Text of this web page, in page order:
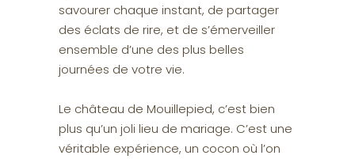
savourer chaque instant, de partager
des éclats de rire, et de s’émerveiller
ensemble d’une des plus belles
journées de votre vie.
Le château de Mouillepied, c’est bien
plus qu’un joli lieu de mariage. C’est une
véritable expérience, un cocon où l’on